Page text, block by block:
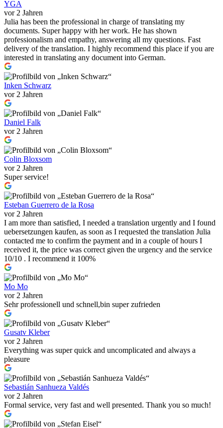
YGA
vor 2 Jahren
Julia has been the professional in charge of translating my
documents. Super happy with her work. He has shown
professionalism and empathy, answering all my questions. Fast
delivery of the translation. I highly recommend this place if you are
interested in translating any document into German.
Inken Schwarz
vor 2 Jahren
Daniel Falk
vor 2 Jahren
Colin Bloxsom
vor 2 Jahren
Super service!
Esteban Guerrero de la Rosa
vor 2 Jahren
I am more than satisfied, I needed a translation urgently and I found
uebersetzungen kaufen, as soon as I requested the translation Julia
contacted me to confirm the payment and in a couple of hours I
received it, the price was correct given the urgency and the service
10/10 . I recommend it 100%
Mo Mo
vor 2 Jahren
Sehr professionell und schnell,bin super zufrieden
Gusatv Kleber
vor 2 Jahren
Everything was super quick and uncomplicated and always a
pleasure
Sebastián Sanhueza Valdés
vor 2 Jahren
Formal service, very fast and well presented. Thank you so much!